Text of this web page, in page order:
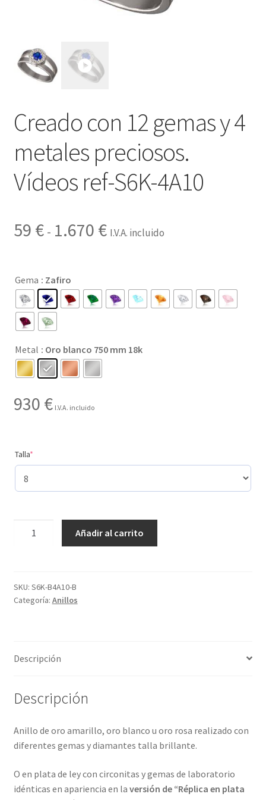
Creado con 12 gemas y 4
metales preciosos.
Vídeos ref-S6K-4A10
59 € - 1.670 €Rango
desde
59 €
1.670 €
I.V.A. incluido
Gema : Zafiro
Metal : Oro blanco 750 mm 18k
930 € I.V.A. incluido
Talla*(required)
y
4
ref-
cantidad
Añadir al carrito
SKU: S6K-B4A10-B
Categoría: Anillos
Descripción
Descripción
Anillo de oro amarillo, oro blanco u oro rosa realizado con
diferentes gemas y diamantes talla brillante.
O en plata de ley con circonitas y gemas de laboratorio
idénticas en apariencia en la versión de “Réplica en plata